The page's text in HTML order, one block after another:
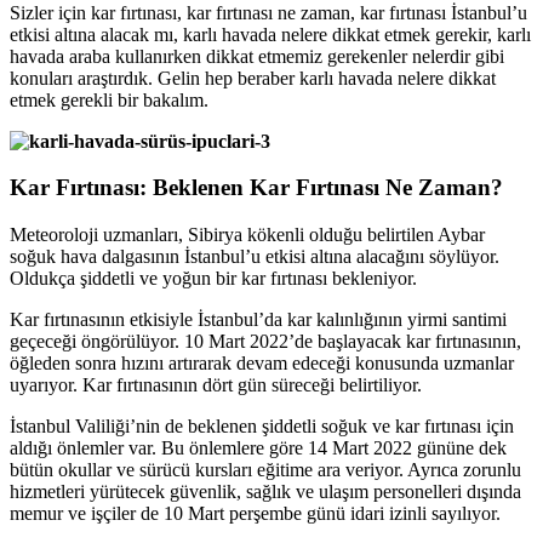
Sizler için kar fırtınası, kar fırtınası ne zaman, kar fırtınası İstanbul’u
etkisi altına alacak mı, karlı havada nelere dikkat etmek gerekir, karlı
havada araba kullanırken dikkat etmemiz gerekenler nelerdir gibi
konuları araştırdık. Gelin hep beraber karlı havada nelere dikkat
etmek gerekli bir bakalım.
Kar Fırtınası: Beklenen Kar Fırtınası Ne Zaman?
Meteoroloji uzmanları, Sibirya kökenli olduğu belirtilen Aybar
soğuk hava dalgasının İstanbul’u etkisi altına alacağını söylüyor.
Oldukça şiddetli ve yoğun bir kar fırtınası bekleniyor.
Kar fırtınasının etkisiyle İstanbul’da kar kalınlığının yirmi santimi
geçeceği öngörülüyor. 10 Mart 2022’de başlayacak kar fırtınasının,
öğleden sonra hızını artırarak devam edeceği konusunda uzmanlar
uyarıyor. Kar fırtınasının dört gün süreceği belirtiliyor.
İstanbul Valiliği’nin de beklenen şiddetli soğuk ve kar fırtınası için
aldığı önlemler var. Bu önlemlere göre 14 Mart 2022 gününe dek
bütün okullar ve sürücü kursları eğitime ara veriyor. Ayrıca zorunlu
hizmetleri yürütecek güvenlik, sağlık ve ulaşım personelleri dışında
memur ve işçiler de 10 Mart perşembe günü idari izinli sayılıyor.